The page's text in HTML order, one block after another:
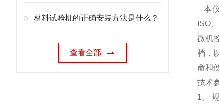
材料试验机的正确安装方法是什么？
查看全部
本
ISO
微机
档，
命和
技术
1、